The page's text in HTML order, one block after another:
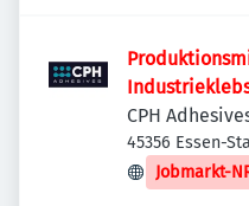
CPH
45356 Essen-
Jobmarkt-